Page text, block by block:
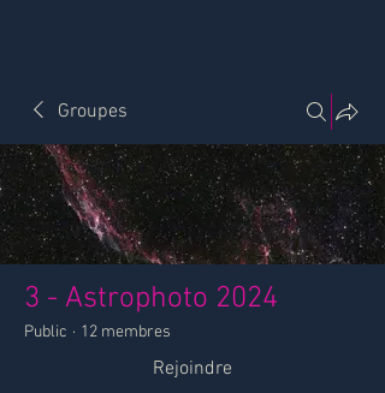
Groupes
3 - Astrophoto 2024
Public · 12 membres
Rejoindre